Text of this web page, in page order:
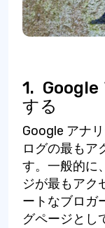
1. Google
する
Google アナ
ログの最もア
す。一般的に
ジが最もアク
ートなブロガ
グページとし